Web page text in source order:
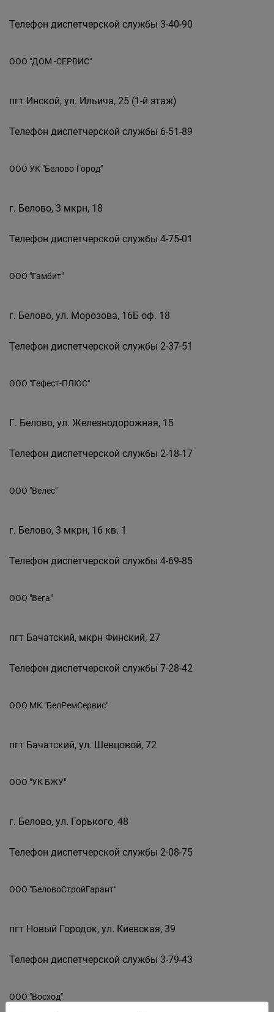
Телефон диспетчерской службы 3-40-90
ООО "ДОМ -СЕРВИС"
пгт Инской, ул. Ильича, 25 (1-й этаж)
Телефон диспетчерской службы 6-51-89
ООО УК "Белово-Город"
г. Белово, 3 мкрн, 18
Телефон диспетчерской службы 4-75-01
ООО "Гамбит"
г. Белово, ул. Морозова, 16Б оф. 18
Телефон диспетчерской службы 2-37-51
ООО "Гефест-ПЛЮС"
Г. Белово, ул. Железнодорожная, 15
Телефон диспетчерской службы 2-18-17
ООО "Велес"
г. Белово, 3 мкрн, 16 кв. 1
Телефон диспетчерской службы 4-69-85
ООО "Вега"
пгт Бачатский, мкрн Финский, 27
Телефон диспетчерской службы 7-28-42
ООО МК "БелРемСервис"
пгт Бачатский, ул. Шевцовой, 72
ООО "УК БЖУ"
г. Белово, ул. Горького, 48
Телефон диспетчерской службы 2-08-75
ООО "БеловоСтройГарант"
пгт Новый Городок, ул. Киевская, 39
Телефон диспетчерской службы 3-79-43
ООО "Восход"